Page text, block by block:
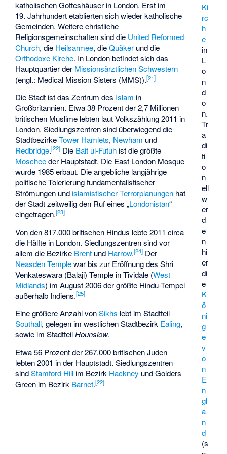
Ki
rc
h
e
in
L
o
n
d
o
n.
Tr
a
di
ti
o
n
ell
w
er
d
e
n
hi
er
di
e
K
ö
ni
g
e
v
o
n
E
n
gl
a
n
d
(s
katholischen Gotteshäuser in London. Erst im
19. Jahrhundert etablierten sich wieder katholische
Gemeinden. Weitere christliche
Religionsgemeinschaften sind die United Reformed
Church, die Heilsarmee, dieQuäker und die
Orthodoxe Kirche. In London befindet sich das
Hauptquartier der Missionsärztlichen Schwestern
(engl.: Medical Mission Sisters (MMS)).[21]
Die Stadt ist das Zentrum des Islam in
Großbritannien. Etwa 38 Prozent der 2,7 Millionen
britischen Muslime lebten laut Volkszählung 2011 in
London. Siedlungszentren sind überwiegend die
StadtbezirkeTower Hamlets, Newham und
Redbridge.[22] Die Bait ul-Futuh ist die größte
Moscheeder Hauptstadt. Die East London Mosque
wurde 1985 erbaut. Die angebliche langjährige
politische Tolerierungfundamentalistischer
Strömungen und islamistischer Terrorplanungen hat
der Stadt zeitweilig den Ruf eines „Londonistan“
eingetragen.[23]
Von den 817.000 britischen Hindus lebte 2011 circa
die Hälfte in London. Siedlungszentren sind vor
allem die Bezirke Brent und Harrow.[24] Der
Neasden Templewar bis zur Eröffnung des Shri
Venkateswara (Balaji) Temple inTividale (West
Midlands) im August 2006 der größte Hindu-Tempel
außerhalb Indiens.[25]
Eine größere Anzahl vonSikhs lebt im Stadtteil
Southall, gelegen im westlichen Stadtbezirk Ealing,
sowie im StadtteilHounslow.
Etwa 56 Prozent der 267.000 britischen Juden
lebten 2001 in der Hauptstadt. Siedlungszentren
sindStamford Hill im Bezirk Hackney und Golders
Green im Bezirk Barnet.[22]